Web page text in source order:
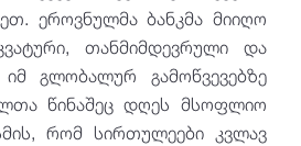
ეროვნულმა ბანკმა მიიღო
თანმიმდევრული და
გლობალურ გამოწვევებზე
წინაშეც დღეს მსოფლიო
რომ სირთულეები კვლავ